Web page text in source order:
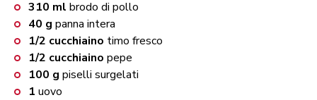
310 ml brodo di pollo
40 g panna intera
1/2 cucchiaino timo fresco
1/2 cucchiaino pepe
100 g piselli surgelati
1 uovo